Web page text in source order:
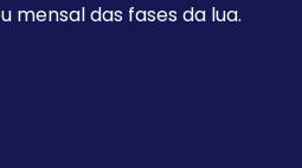
mensal das fases da lua.